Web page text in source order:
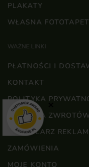
PLAKATY
WŁASNA
WAŻNE LINKI
PŁATNOŚCI I
KONTAKT
POLITYKA
POLITYKA
FORMULARZ
ZAMÓWIENIA
MOJE KONTO
×